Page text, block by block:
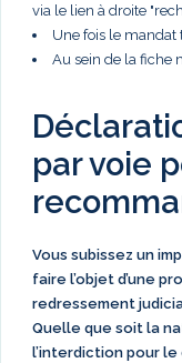
via le lien à droite
Une fois le
Au sein de la fiche
par voie
Vous subissez un
faire l’objet d’une
redressement
Quelle que soit la
l’interdiction pour